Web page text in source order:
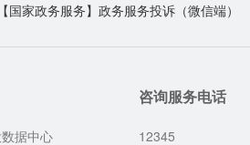
【国家政务服务】政务服务投诉（微信端）
据中心
咨询服务电话
12345